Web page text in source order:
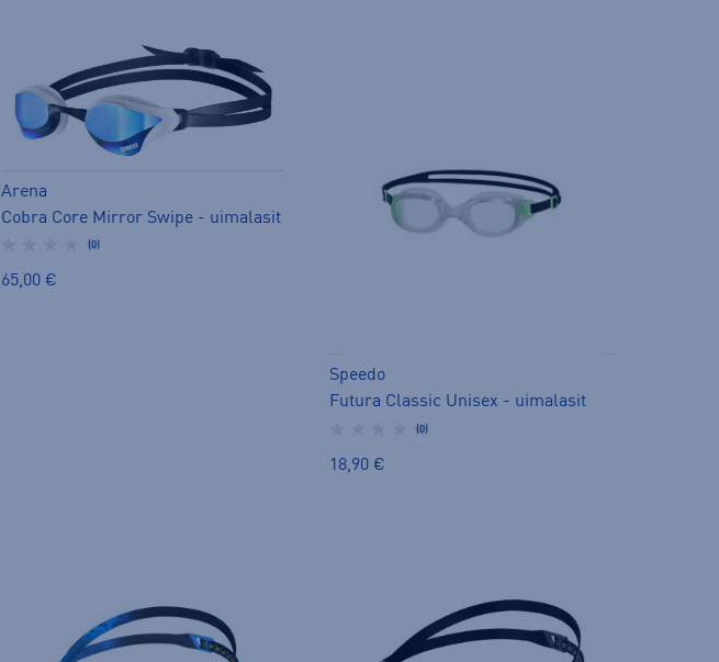
Arena
Cobra Core Mirror Swipe - uimalasit
(0)
65,00 €
Speedo
Futura Classic Unisex - uimalasit
(0)
18,90 €